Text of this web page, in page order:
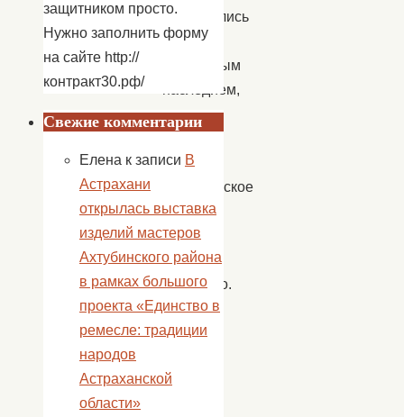
переплелись
с
культурным
наследием,
умножая
самым
историческое
величие
нашего
общего
прошлого.
защитником просто.
Нужно заполнить форму
на сайте http://
контракт30.рф/
Свежие комментарии
Елена к записи В
Астрахани
открылась выставка
изделий мастеров
Ахтубинского района
в рамках большого
проекта «Единство в
ремесле: традиции
народов
Астраханской
области»